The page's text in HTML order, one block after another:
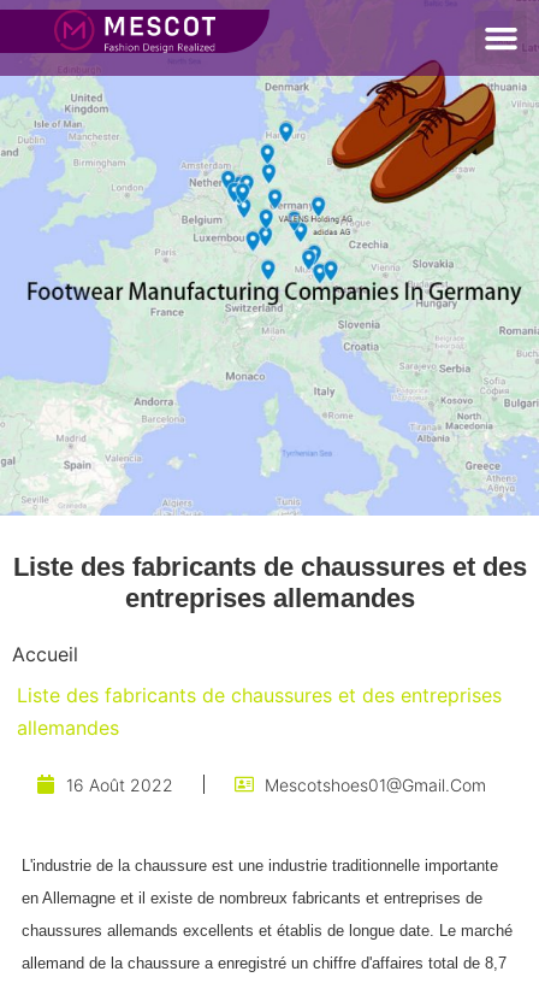
Liste des fabricants de chaussures et des
entreprises allemandes
Accueil
Liste des fabricants de chaussures et des entreprises
allemandes
16 Août 2022 Mescotshoes01@gmail.com
L'industrie de la chaussure est une industrie traditionnelle importante
en Allemagne et il existe de nombreux fabricants et entreprises de
chaussures allemands excellents et établis de longue date. Le marché
allemand de la chaussure a enregistré un chiffre d'affaires total de 8,7